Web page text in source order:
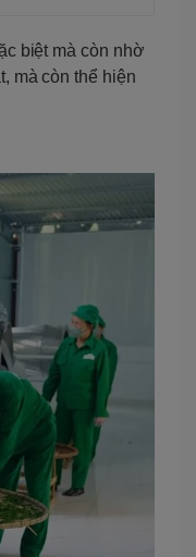
biệt mà còn nhờ
mà còn thể hiện